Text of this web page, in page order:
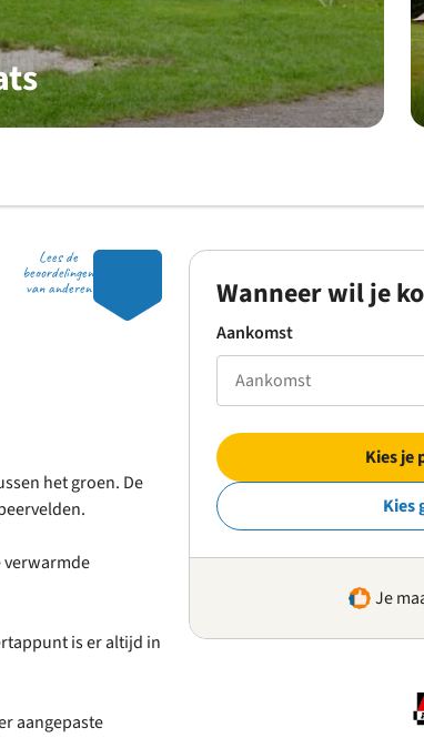
Lees de
beoordelingen
van anderen
het groen. De
verwarmde
is er altijd in
aangepaste
Wanneer wil je
Aankomst
Kies je
Kies
Je